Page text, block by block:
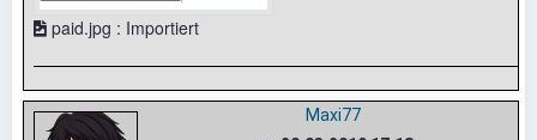
paid.jpg : Importiert
Maxi77